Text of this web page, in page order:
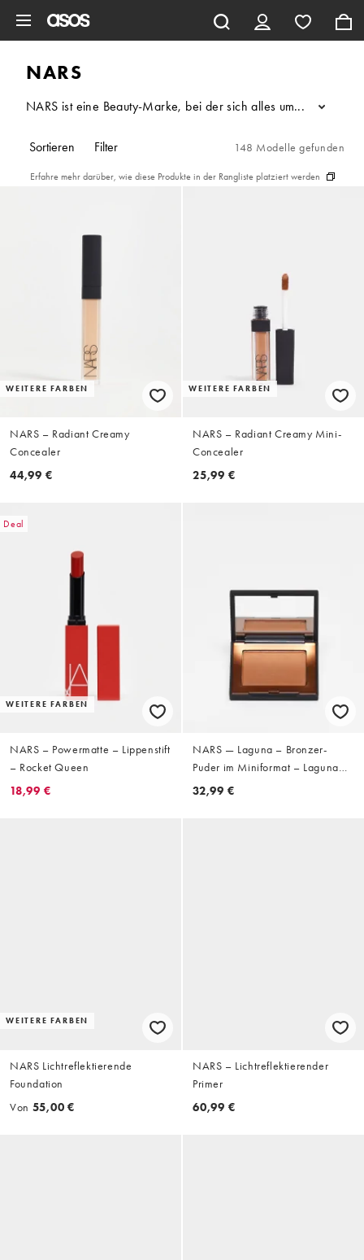
NARS
NARS ist eine Beauty-Marke, bei der sich alles um Charakter
...
Sortieren Filter 148 Modelle gefunden
Erfahre mehr darüber, wie diese Produkte in der Rangliste platziert werden
WEITERE FARBEN
NARS – Radiant Creamy
Concealer
44,99 €
WEITERE FARBEN
NARS – Radiant Creamy Mini-
Concealer
25,99 €
Deal
WEITERE FARBEN
NARS – Powermatte – Lippenstift
– Rocket Queen
18,99 €
NARS — Laguna – Bronzer-
Puder im Miniformat – Laguna
04
32,99 €
WEITERE FARBEN
NARS Lichtreflektierende
Foundation
Von 55,00 €
NARS – Lichtreflektierender
Primer
60,99 €